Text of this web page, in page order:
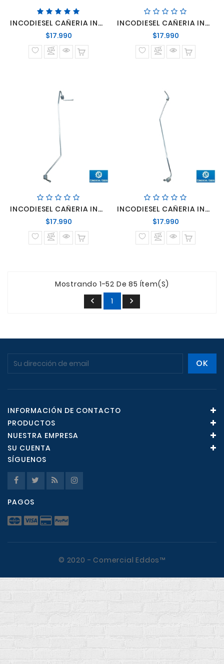
INCODIESEL CAÑERIA INYECTOR CUMMINS 8.3 N°3
$17.990Precio
normal
INCODIESEL CAÑERIA INYECTOR CUMMINS 8.3 N°4
$17.990Precio
normal
INCODIESEL CAÑERIA INYECTOR CUMMINS 8.3 N°5
$17.990Precio
normal
INCODIESEL CAÑERIA INYECTOR CUMMINS 8.3 N°6
$17.990Precio
normal
Mostrando 1-52 De 85 Ítem(s)

1 
INFORMACIÓN DE CONTACTO
PRODUCTOS
NUESTRA EMPRESA
SU CUENTA
SÍGUENOS
PAGOS
© 2020 - Comercial Eddos™